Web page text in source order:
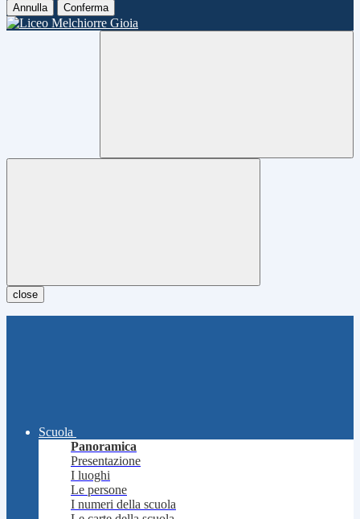
Annulla Conferma
close
Scuola
Panoramica
Presentazione
I luoghi
Le persone
I numeri della scuola